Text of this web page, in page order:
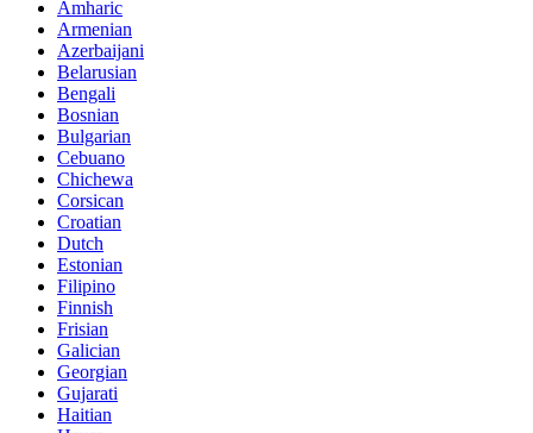
Amharic
Armenian
Azerbaijani
Belarusian
Bengali
Bosnian
Bulgarian
Cebuano
Chichewa
Corsican
Croatian
Dutch
Estonian
Filipino
Finnish
Frisian
Galician
Georgian
Gujarati
Haitian